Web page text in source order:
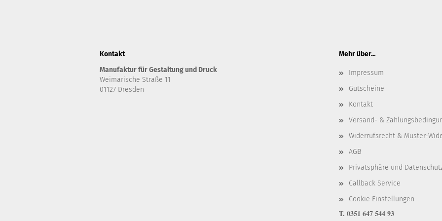
Kontakt
Manufaktur für Gestaltung und Druck
Weimarische Straße 11
01127 Dresden
Mehr über...
Impressum
Gutscheine
Kontakt
Versand- &
Widerrufsrecht & Muster-
AGB
Privatsphäre und
Callback Service
Cookie Einstellungen
T. 0351 647 544 93